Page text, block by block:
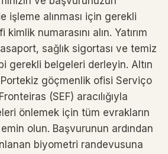
işleme alınması için gerekli
numarasını alın. Yatırım
sağlık sigortası ve temiz
gerekli belgeleri derleyin. Altın
göçmenlik ofisi Serviço
(SEF) aracılığıyla
önlemek için tüm evrakların
olun. Başvurunun ardından
biyometri randevusuna